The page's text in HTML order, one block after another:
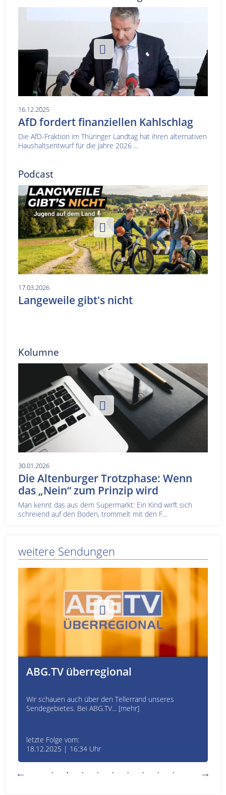
16.12.2025
AfD fordert finanziellen Kahlschlag
Die AfD-Fraktion im Thüringer Landtag hat ihren alternativen
Haushaltsentwurf für die Jahre 2026 ...
Podcast
17.03.2026
Langeweile gibt's nicht
Kolumne
30.01.2026
Die Altenburger Trotzphase: Wenn
das „Nein“ zum Prinzip wird
Man kennt das aus dem Supermarkt: Ein Kind wirft sich
schreiend auf den Boden, trommelt mit den F...
weitere Sendungen
ABG.TV überregional
Wir schauen auch über den Tellerrand unseres
Sendegebietes. Bei ABG.TV... [mehr]
letzte Folge vom:
18.12.2025 | 16:34 Uhr